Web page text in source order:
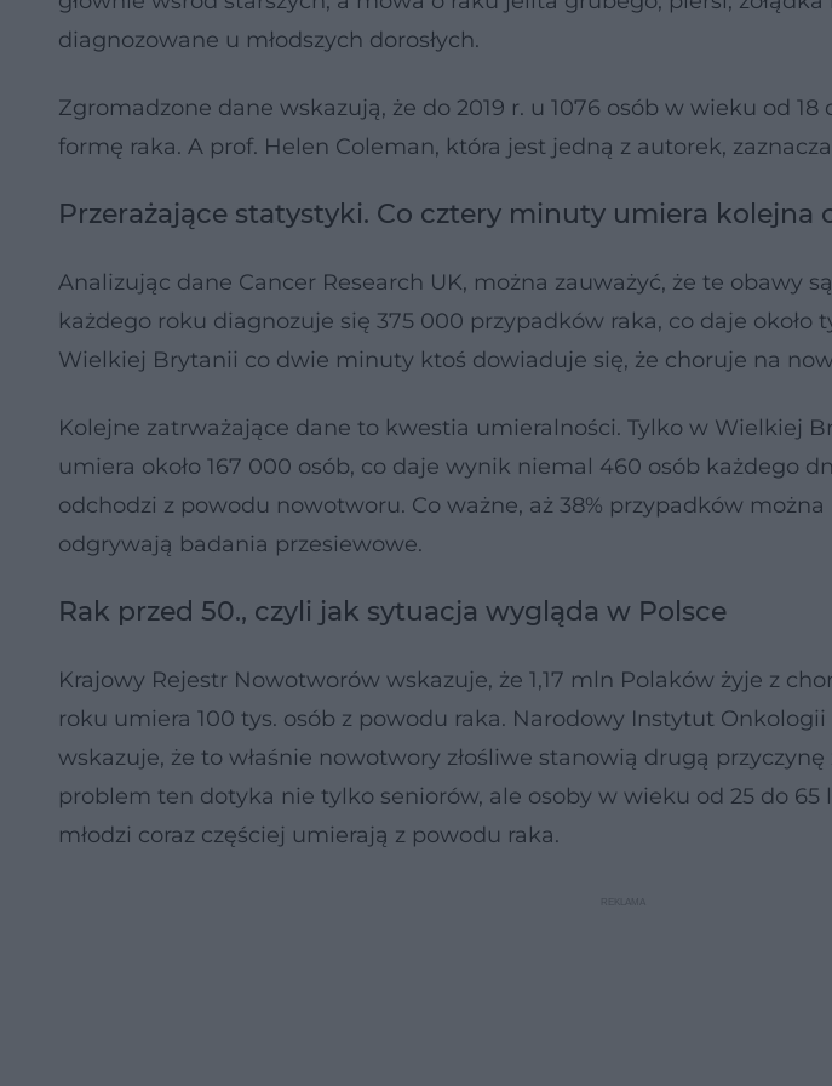
diagnozowane u młodszych dorosłych.
Zgromadzone dane wskazują, że do 2019 r. u 1076 osób w wieku od
formę raka. A prof. Helen Coleman, która jest jedną z autorek,
Przerażające statystyki. Co cztery minuty umiera kolejna
Analizując dane Cancer Research UK, można zauważyć, że te obawy
każdego roku diagnozuje się 375 000 przypadków raka, co daje około
Wielkiej Brytanii co dwie minuty ktoś dowiaduje się, że choruje na
Kolejne zatrważające dane to kwestia umieralności. Tylko w Wielkiej
umiera około 167 000 osób, co daje wynik niemal 460 osób każdego
odchodzi z powodu nowotworu. Co ważne, aż 38% przypadków
odgrywają badania przesiewowe.
Rak przed 50., czyli jak sytuacja wygląda w Polsce
Krajowy Rejestr Nowotworów wskazuje, że 1,17 mln Polaków żyje z
roku umiera 100 tys. osób z powodu raka. Narodowy Instytut
wskazuje, że to właśnie nowotwory złośliwe stanowią drugą
problem ten dotyka nie tylko seniorów, ale osoby w wieku od 25 do 65
młodzi coraz częściej umierają z powodu raka.